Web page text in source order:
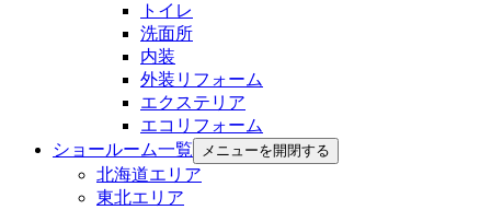
トイレ
洗面所
内装
外装リフォーム
エクステリア
エコリフォーム
ショールーム一覧
メニューを開閉する
北海道エリア
東北エリア